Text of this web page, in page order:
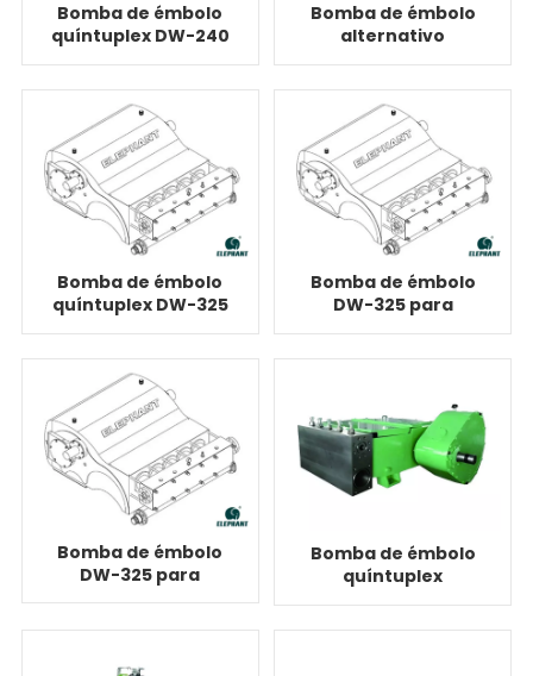
Bomba de émbolo
quíntuplex DW-240
para inyección de
Bomba de émbolo
alternativo
quíntuplex DW-240
agua
Bomba de émbolo
quíntuplex DW-325
para inyección de
Bomba de émbolo
DW-325 para
inyección de
Bomba de émbolo
DW-325 para
inyección de agua
Bomba de émbolo
quíntuplex
reciprocante